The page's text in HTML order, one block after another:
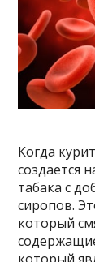
Когда
создается
табака с
сиропов.
который